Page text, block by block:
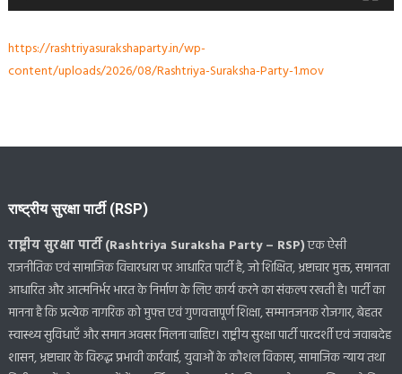
https://rashtriyasurakshaparty.in/wp-
content/uploads/2026/08/Rashtriya-Suraksha-Party-1.mov
राष्ट्रीय सुरक्षा पार्टी (RSP)
राष्ट्रीय सुरक्षा पार्टी (Rashtriya Suraksha Party – RSP)एक ऐसी
राजनीतिक एवं सामाजिक विचारधारा पर आधारित पार्टी है, जो शिक्षित, भ्रष्टाचार मुक्त, समानता
आधारित और आत्मनिर्भर भारत के निर्माण के लिए कार्य करने का संकल्प रखती है। पार्टी का
मानना है कि प्रत्येक नागरिक को मुफ्त एवं गुणवत्तापूर्ण शिक्षा, सम्मानजनक रोजगार, बेहतर
स्वास्थ्य सुविधाएँ और समान अवसर मिलना चाहिए। राष्ट्रीय सुरक्षा पार्टी पारदर्शी एवं जवाबदेह
शासन, भ्रष्टाचार के विरुद्ध प्रभावी कार्रवाई, युवाओं के कौशल विकास, सामाजिक न्याय तथा